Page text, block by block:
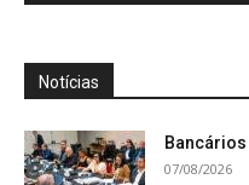
Notícias
07/08/2026